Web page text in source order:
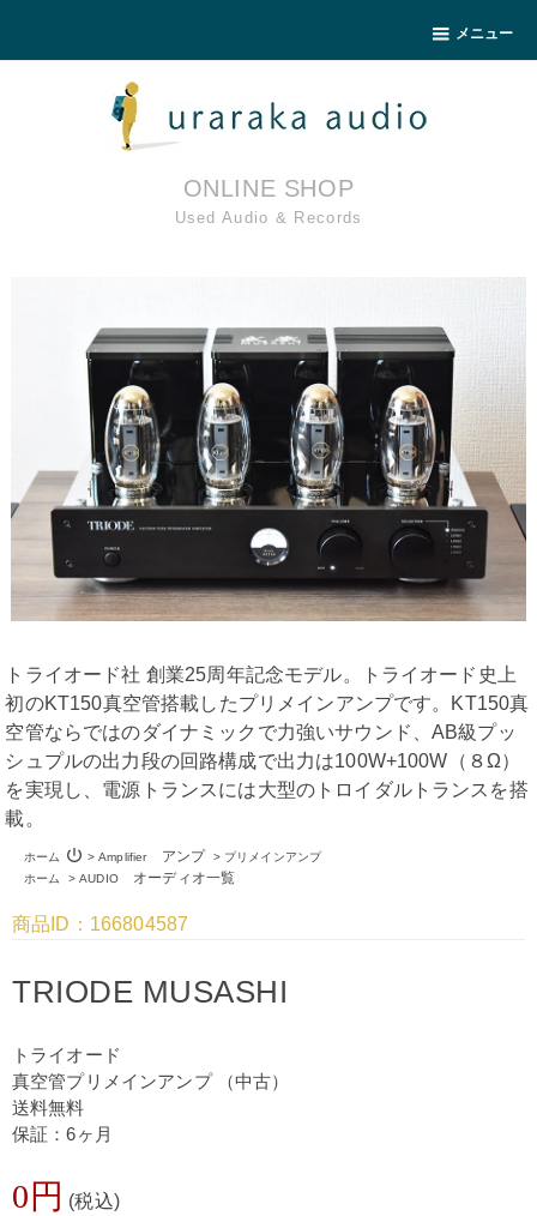
メニュー
ONLINE SHOP
Used Audio & Records
トライオード社 創業25周年記念モデル。トライオード史上
初のKT150真空管搭載したプリメインアンプです。KT150真
空管ならではのダイナミックで力強いサウンド、AB級プッ
シュプルの出力段の回路構成で出力は100W+100W（８Ω）
を実現し、電源トランスには大型のトロイダルトランスを搭
載。
ホーム >
power_settings_new Amplifierアンプ > プリメインアンプ
ホーム
>AUDIOオーディオ一覧
商品ID：166804587
TRIODE MUSASHI
トライオード
真空管プリメインアンプ （中古）
送料無料
保証：6ヶ月
0円 (税込)